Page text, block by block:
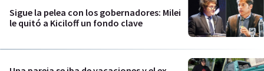
Sigue la pelea con los gobernadores: Milei
le quitó a Kiciloff un fondo clave